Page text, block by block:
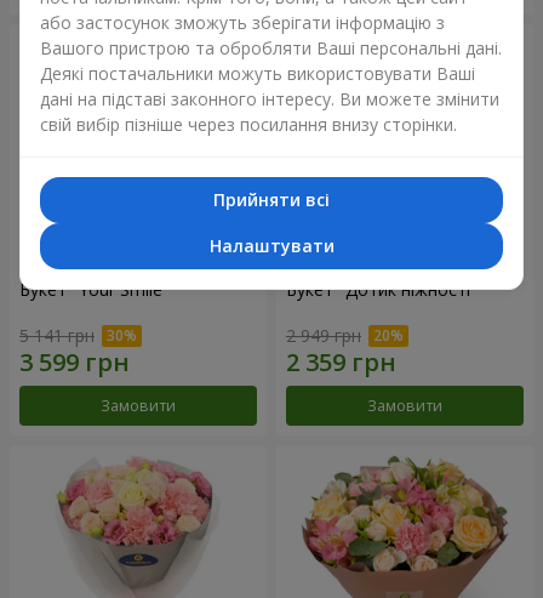
Букет "Your Smile"
5 141 грн
Замовити
Букет "Дотик ніжності"
2 949 грн
Замовити
або застосунок зможуть зберігати інформацію з
Вашого пристрою та обробляти Ваші персональні дані.
Деякі постачальники можуть використовувати Ваші
дані на підставі законного інтересу. Ви можете змінити
свій вибір пізніше через посилання внизу сторінки.
Прийняти всі
Налаштувати